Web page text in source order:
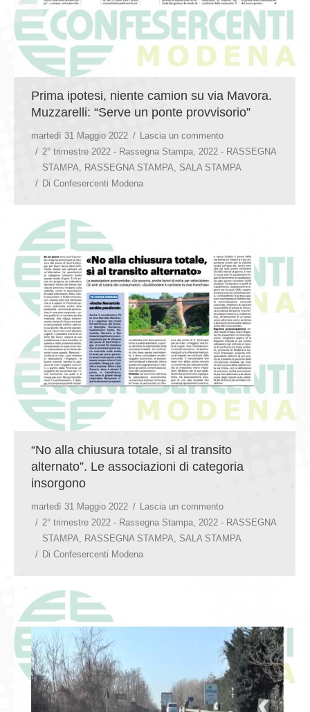
Prima ipotesi, niente camion su via Mavora.
Muzzarelli: “Serve un ponte provvisorio”
martedì 31 Maggio 2022
Lascia un commento
2° trimestre 2022 - Rassegna Stampa, 2022 - RASSEGNA
STAMPA, RASSEGNA STAMPA, SALA STAMPA
Di Confesercenti Modena
“No alla chiusura totale, si al transito
alternato”. Le associazioni di categoria
insorgono
martedì 31 Maggio 2022
Lascia un commento
2° trimestre 2022 - Rassegna Stampa 2022 - RASSEGNA
STAMPA
RASSEGNA STAMPA
SALA STAMPA
Di Confesercenti Modena